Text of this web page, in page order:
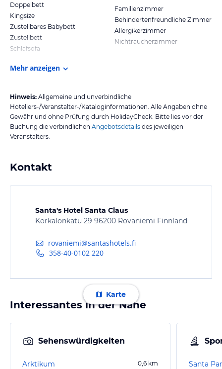
Doppelbett
Kingsize
Zustellbares Babybett
Zustellbett
Schlafsofa
Familienzimmer
Behindertenfreundliche Zimmer
Allergikerzimmer
Nichtraucherzimmer
Mehr anzeigen
Hinweis: Allgemeine und unverbindliche
Hoteliers-/Veranstalter-/Kataloginformationen. Alle Angaben ohne
Gewähr und ohne Prüfung durch HolidayCheck. Bitte lies vor der
Buchung die verbindlichen Angebotsdetails des jeweiligen
Veranstalters.
Kontakt
Santa's Hotel Santa Claus
Korkalonkatu 29 96200 Rovaniemi Finnland
rovaniemi@santashotels.fi
358-40-0102 220
Karte
Interessantes in der Nähe
Sehenswürdigkeiten
Arktikum 0,6 km Santa